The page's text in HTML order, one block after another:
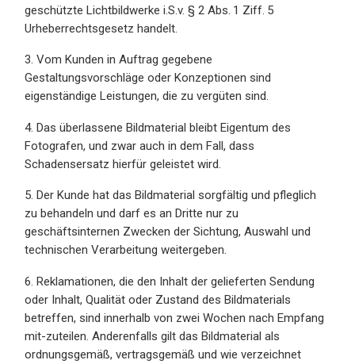
geschützte Lichtbildwerke i.S.v. § 2 Abs. 1 Ziff. 5
Urheberrechtsgesetz handelt.
3. Vom Kunden in Auftrag gegebene
Gestaltungsvorschläge oder Konzeptionen sind
eigenständige Leistungen, die zu vergüten sind.
4. Das überlassene Bildmaterial bleibt Eigentum des
Fotografen, und zwar auch in dem Fall, dass
Schadensersatz hierfür geleistet wird.
5. Der Kunde hat das Bildmaterial sorgfältig und pfleglich
zu behandeln und darf es an Dritte nur zu
geschäftsinternen Zwecken der Sichtung, Auswahl und
technischen Verarbeitung weitergeben.
6. Reklamationen, die den Inhalt der gelieferten Sendung
oder Inhalt, Qualität oder Zustand des Bildmaterials
betreffen, sind innerhalb von zwei Wochen nach Empfang
mit-zuteilen. Anderenfalls gilt das Bildmaterial als
ordnungsgemäß, vertragsgemäß und wie verzeichnet